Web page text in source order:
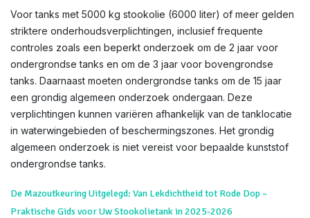
Voor tanks met 5000 kg stookolie (6000 liter) of meer gelden
striktere onderhoudsverplichtingen, inclusief frequente
controles zoals een beperkt onderzoek om de 2 jaar voor
ondergrondse tanks en om de 3 jaar voor bovengrondse
tanks. Daarnaast moeten ondergrondse tanks om de 15 jaar
een grondig algemeen onderzoek ondergaan. Deze
verplichtingen kunnen variëren afhankelijk van de tanklocatie
in waterwingebieden of beschermingszones. Het grondig
algemeen onderzoek is niet vereist voor bepaalde kunststof
ondergrondse tanks.
De Mazoutkeuring Uitgelegd: Van Lekdichtheid tot Rode Dop –
Praktische Gids voor Uw Stookolietank in 2025-2026